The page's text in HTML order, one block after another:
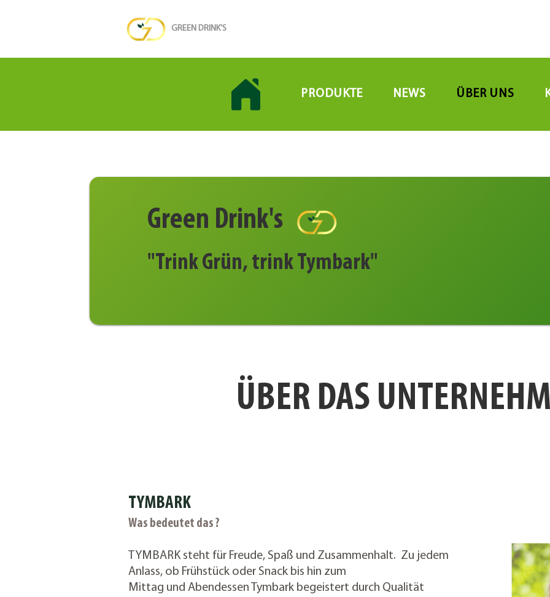
GREEN DRINK'S
PRODUKTE NEWS ÜBER UNS
Green Drink's
''Trink Grün, trink Tymbark''
ÜBER DAS
TYMBARK
Was bedeutet das ?
TYMBARK steht für Freude, Spaß und Zusammenhalt. Zu jedem
Anlass, ob Frühstück oder Snack bis hin zum
Mittag und Abendessen Tymbark begeistert durch Qualität